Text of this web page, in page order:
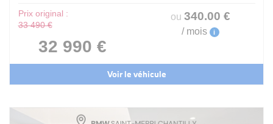
Prix original :
33 490 €
32 990 €
ou 340.00 €
/ mois i
Voir le véhicule